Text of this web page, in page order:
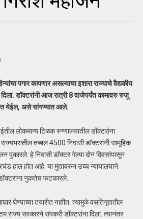
पगार कापणार असल्याचा इशारा राज्याचे वैद्यकीय
दिला. डॉक्टरांनी आज रात्री 8 वाजेपर्यंत कामावरु रुजू
येईल, असे सांगण्यात आले.
लोकमान्य टिळक रुग्णालयातील डॉक्टरांना
तब्बल 4500 निवासी डॉक्टरांनी सामूहिक
पुकारले. हे निवासी डॉक्टर गेल्या दोन दिवसांपासून
हाल होत आहे. या मुद्यावरुन उच्च न्यायालयाने
नुकतेच फटकारले.
घेण्याच्या तयारीत नाहीत. त्यामुळे वसतिगृहातील
राज्य सरकारने संपकरी डॉक्टरांना दिला. त्यानंतर